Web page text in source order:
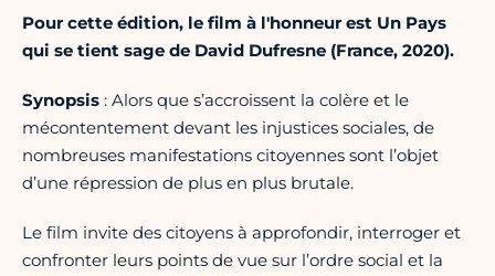
Pour cette édition, le film à l'honneur est Un Pays
qui se tient sage de David Dufresne (France, 2020).
Synopsis : Alors que s’accroissent la colère et le
mécontentement devant les injustices sociales, de
nombreuses manifestations citoyennes sont l’objet
d’une répression de plus en plus brutale.
Le film invite des citoyens à approfondir, interroger et
confronter leurs points de vue sur l’ordre social et la